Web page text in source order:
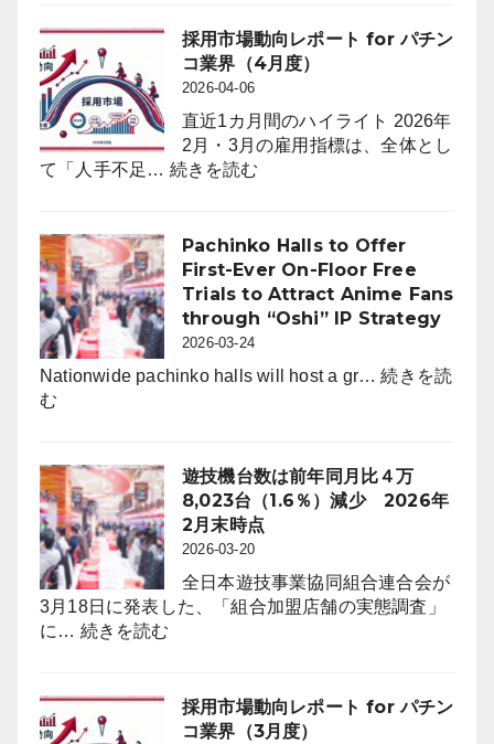
12
月
末
時
点
の
パ
コ
ホ
ー
ル
は
6,464
比
242
店
（3.6％）
減
採用市場動向レポート for パチン
コ業界（4月度）
2026-04-06
直近1カ月間のハイライト 2026年
2月・3月の雇用指標は、全体とし
て「人手不足… 続きを読む
市
場
動
向
ー
チ
ン
コ
界
（4
Pachinko Halls to Offer
First-Ever On-Floor Free
Trials to Attract Anime Fans
through “Oshi” IP Strategy
2026-03-24
Nationwide pachinko halls will host a gr…続きを読
む
to
Offer
First-
Ever
On-
Floor
Free
Trials
Anime
Fans
遊技機台数は前年同月比４万
8,023台（1.6％）減少 2026年
2月末時点
2026-03-20
全日本遊技事業協同組合連合会が
3月18日に発表した、「組合加盟店舗の実態調査」
に… 続きを読む
機
台
採用市場動向レポート for パチン
コ業界（3月度）